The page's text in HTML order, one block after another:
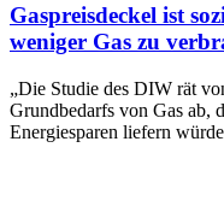
Gaspreisdeckel ist
weniger Gas zu
„Die Studie des DIW rät
Grundbedarfs von Gas ab,
Energiesparen liefern